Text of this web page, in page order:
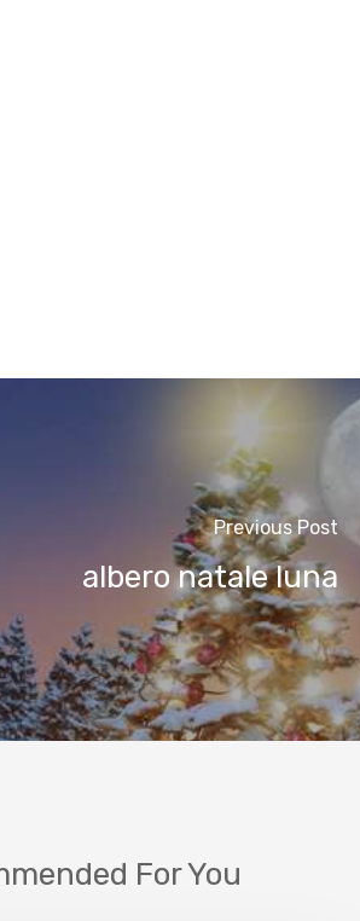
Previous Post
albero natale luna
For You